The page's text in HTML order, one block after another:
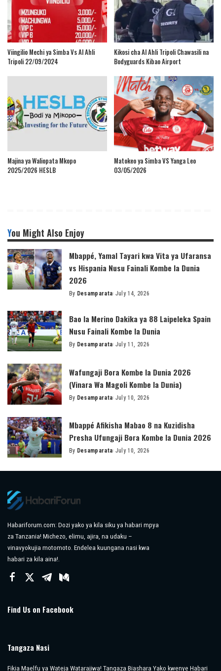
Viingilio Mechi ya Simba Vs Al Ahli
Tripoli 22/09/2024
Kikosi cha Al Ahli Tripoli Chawasili na
Bodyguards Kibao Airport
Majina ya Waliopata Mkopo
2025/2026 HESLB
Matokeo ya Simba VS Yanga Leo
03/05/2026
You Might Also Enjoy
Mbappé, Yamal Tayari kwa Vita ya Ufaransa
vs Hispania Nusu Fainali Kombe la Dunia
2026
Posted
By Desamparata July 14, 2026
Bao la Merino Dakika ya 88 Laipeleka Spain
Nusu Fainali Kombe la Dunia
Posted
By Desamparata July 11, 2026
Wafungaji Bora Kombe la Dunia 2026
(Vinara Wa Magoli Kombe la Dunia)
Posted
By Desamparata July 10, 2026
Mbappé Afikisha Mabao 8 na Kuzidisha
Presha Ufungaji Bora Kombe la Dunia 2026
Posted
By Desamparata July 10, 2026
Habariforum.com: Dozi yako ya kila siku ya habari mpya
za Tanzania! Michezo, elimu, ajira, na udaku –
vinavyokujia motomoto. Endelea kuungana nasi kwa
habari za kila aina!.
Find Us on Facebook
Tangaza Nasi
Fikia Maelfu ya Wateja Watarajiwa! Tangaza Biashara Yako kwenye Habari